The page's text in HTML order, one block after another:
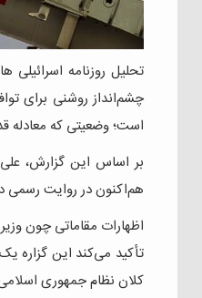
تحلیل روزنامه
چشم‌انداز روشنی برای
است؛ وضعیتی که معادله
بر اساس این گزارش،
هم‌اکنون در روایت رسمی
اظهارات مقاماتی چون
تأکید می‌کند این گزاره
کلان نظام جمهوری